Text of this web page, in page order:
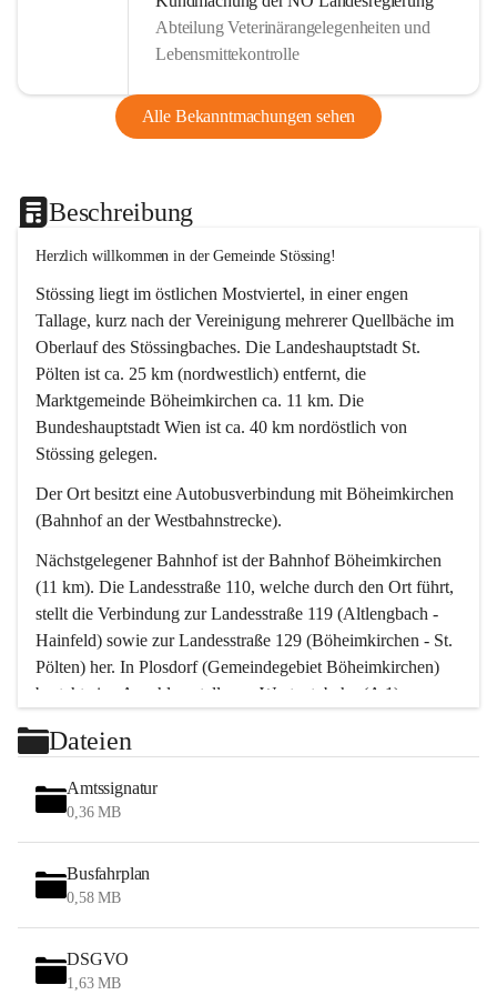
Abteilung Veterinärangelegenheiten und
Lebensmittekontrolle
Alle Bekanntmachungen sehen
Beschreibung
Herzlich willkommen in der Gemeinde Stössing!
Stössing liegt im östlichen Mostviertel, in einer engen
Tallage, kurz nach der Vereinigung mehrerer Quellbäche im
Oberlauf des Stössingbaches. Die Landeshauptstadt St.
Pölten ist ca. 25 km (nordwestlich) entfernt, die
Marktgemeinde Böheimkirchen ca. 11 km. Die
Bundeshauptstadt Wien ist ca. 40 km nordöstlich von
Stössing gelegen.
Der Ort besitzt eine Autobusverbindung mit Böheimkirchen
(Bahnhof an der Westbahnstrecke).
Nächstgelegener Bahnhof ist der Bahnhof Böheimkirchen
(11 km). Die Landesstraße 110, welche durch den Ort führt,
stellt die Verbindung zur Landesstraße 119 (Altlengbach -
Hainfeld) sowie zur Landesstraße 129 (Böheimkirchen - St.
Pölten) her. In Plosdorf (Gemeindegebiet Böheimkirchen)
besteht eine Anschlussstelle zur Westautobahn (A 1).
Wien erreicht man in ca. 45 Minuten.
Stössing zählt noch zum Naherholungsraum Wien sowie
zum Naherholungsraum St. Pölten. Viele Bauernhöfe hatten
„ihre Wiener“. Seit 1960 bauten viele Wiener
Wochenendhäuser im Gemeindegebiet. Wegen des
waldreichen Jagdgebietes haben viele Jagdpächter ihre
Das Wandern ist aus touristischer Sicht die bedeutendste
Tätigkeit. Das hügelige Gebiet mit Wanderwegen durch
Dateien
Amtssignatur
0,36 MB
Busfahrplan
0,58 MB
DSGVO
1,63 MB